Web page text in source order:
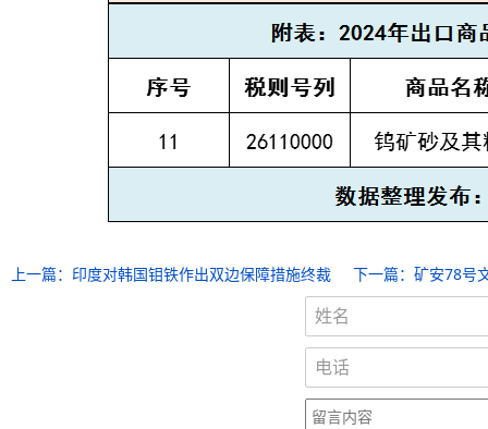
上一篇： 印度对韩国钼铁作出双边保障措施终裁 下一篇： 矿安78号